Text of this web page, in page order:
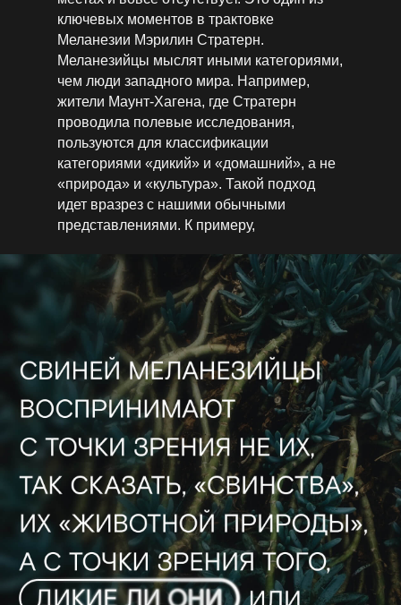
ключевых моментов в трактовке
Меланезии Мэрилин Стратерн.
Меланезийцы мыслят иными категориями,
чем люди западного мира. Например,
жители Маунт-Хагена, где Стратерн
проводила полевые исследования,
пользуются для классификации
категориями «дикий» и «домашний», а не
«природа» и «культура». Такой подход
идет вразрез с нашими обычными
представлениями. К примеру,